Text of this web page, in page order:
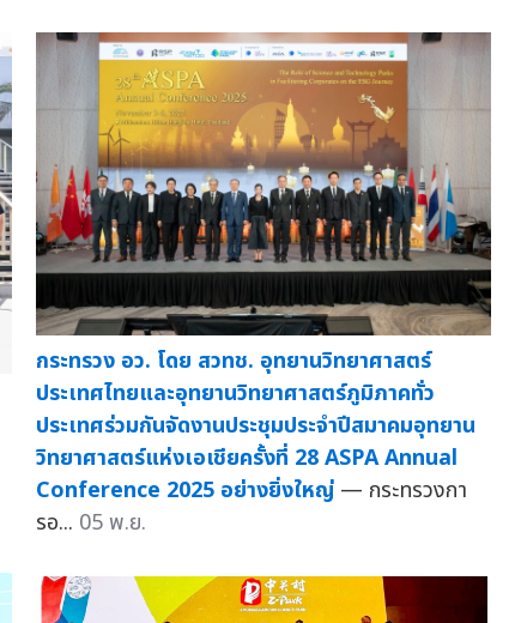
กระทรวง อว. โดย สวทช. อุทยานวิทยาศาสตร์
ประเทศไทยและอุทยานวิทยาศาสตร์ภูมิภาคทั่ว
ประเทศร่วมกันจัดงานประชุมประจำปีสมาคมอุทยาน
วิทยาศาสตร์แห่งเอเชียครั้งที่ 28 ASPA Annual
Conference 2025 อย่างยิ่งใหญ่ — กระทรวงกา
รอ... 05 พ.ย.